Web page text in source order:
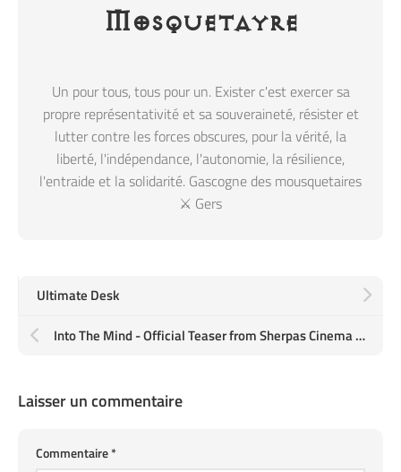
Mosquetayre
Un pour tous, tous pour un. Exister c'est exercer sa
propre représentativité et sa souveraineté, résister et
lutter contre les forces obscures, pour la vérité, la
liberté, l'indépendance, l'autonomie, la résilience,
l'entraide et la solidarité. Gascogne des mousquetaires
⚔️ Gers
Ultimate Desk
Into The Mind - Official Teaser from Sherpas Cinema on Vimeo
Laisser un commentaire
Commentaire*